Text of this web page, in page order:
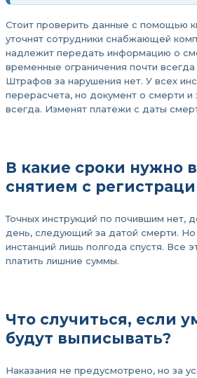
Стоит проверить данные с помощью
уточнят сотрудники снабжающей
надлежит передать информацию о
временные ограничения почти
Штрафов за нарушения нет. У всех
перерасчета, но документ о смерти и
всегда. Изменят платежи с даты
В какие сроки нужно
снятием с
Точных инструкций по почившим нет,
день, следующий за датой смерти.
инстанций лишь полгода спустя. Все
платить лишние суммы.
Что случиться, если
будут выписывать?
Наказания не предусмотрено, но за